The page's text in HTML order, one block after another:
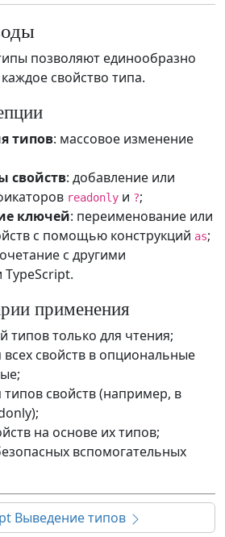
позволяют единообразно
свойство типа.
типов: массовое изменение
свойств: добавление или
readonly и ?;
ключей: переименование или
с помощью конструкций as;
с другими
применения
типов только для чтения;
свойств в опциональные
свойств (например, в
на основе их типов;
вспомогательных
Выведение типов